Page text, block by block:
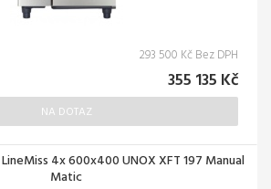
293 500 Kč Bez DPH
355 135 Kč
NA DOTAZ
4x 600x400 UNOX XFT 197 Manual
Matic